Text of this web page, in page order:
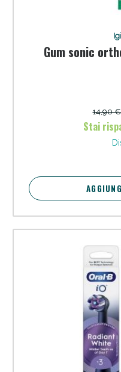
Gum sonic
14,90 €
Stai